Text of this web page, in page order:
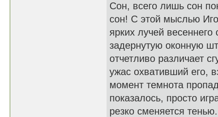
Сон, всего лишь сон
сон! С этой мыслью
ярких лучей
задернутую оконную
отчетливо различает
ужас охвативший его,
момент темнота
показалось, просто
резко сменяется